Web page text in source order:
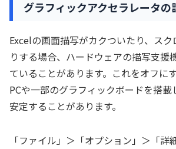
グラフィックアクセラレータの
Excelの画面描写がカクついたり、ス
りする場合、ハードウェアの描写支援
ていることがあります。これをオフに
PCや一部のグラフィックボードを搭載
安定することがあります。
「ファイル」＞「オプション」＞「詳